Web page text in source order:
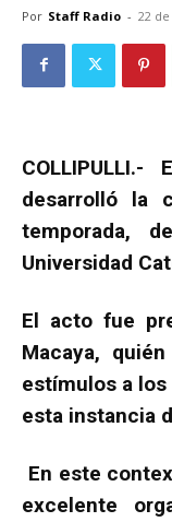
Por Staff Radio - 22
desarrolló la
temporada,
Universidad
El acto fue
Macaya,
estímulos a
esta instancia
En este
excelente